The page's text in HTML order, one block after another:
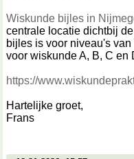
Wiskunde bijles in
centrale locatie dichtbij
bijles is voor niveau's
voor wiskunde A, B, C en
https://
Hartelijke groet,
Frans